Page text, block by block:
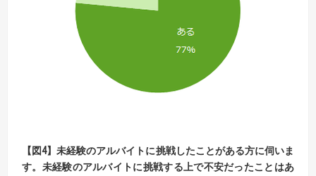
【図4】未経験のアルバイトに挑戦したことがある方に伺いま
す。未経験のアルバイトに挑戦する上で不安だったことはあ